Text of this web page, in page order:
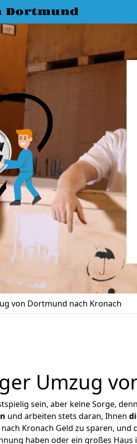
Dortmund
von Dortmund nach Kronach
Umzug
sein, aber keine Sorge,
und arbeiten stets daran, Ihnen
Kronach Geld zu sparen,
haben oder ein großes